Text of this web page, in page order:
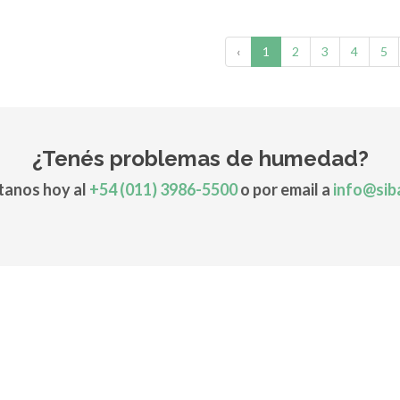
‹ 1 2 3 4 5
¿Tenés problemas de humedad?
hoy al +54 (011) 3986-5500o por email a